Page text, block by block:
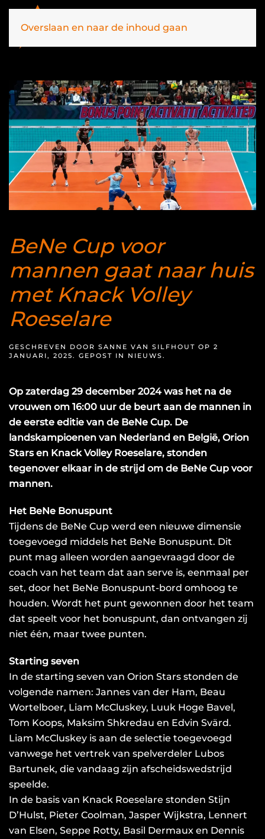
Overslaan en naar de inhoud gaan
BeNe Cup voor
mannen gaat naar huis
met Knack Volley
Roeselare
GESCHREVEN DOOR SANNE VAN SILFHOUT OP 2
JANUARI, 2025. GEPOST IN NIEUWS.
Op zaterdag 29 december 2024 was het na de
vrouwen om 16:00 uur de beurt aan de mannen in
de eerste editie van de BeNe Cup. De
landskampioenen van Nederland en België, Orion
Stars en Knack Volley Roeselare, stonden
tegenover elkaar in de strijd om de BeNe Cup voor
mannen.
Het BeNe Bonuspunt
Tijdens de BeNe Cup werd een nieuwe dimensie
toegevoegd middels het BeNe Bonuspunt. Dit
punt mag alleen worden aangevraagd door de
coach van het team dat aan serve is, eenmaal per
set, door het BeNe Bonuspunt-bord omhoog te
houden. Wordt het punt gewonnen door het team
dat speelt voor het bonuspunt, dan ontvangen zij
niet één, maar twee punten.
Starting seven
In de starting seven van Orion Stars stonden de
volgende namen: Jannes van der Ham, Beau
Wortelboer, Liam McCluskey, Luuk Hoge Bavel,
Tom Koops, Maksim Shkredau en Edvin Svärd.
Liam McCluskey is aan de selectie toegevoegd
vanwege het vertrek van spelverdeler Lubos
Bartunek, die vandaag zijn afscheidswedstrijd
speelde.
In de basis van Knack Roeselare stonden Stijn
D’Hulst, Pieter Coolman, Jasper Wijkstra, Lennert
van Elsen, Seppe Rotty, Basil Dermaux en Dennis